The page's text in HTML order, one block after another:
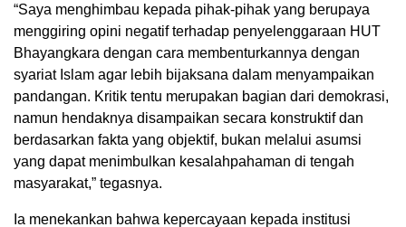
“Saya menghimbau kepada pihak-pihak yang berupaya
menggiring opini negatif terhadap penyelenggaraan HUT
Bhayangkara dengan cara membenturkannya dengan
syariat Islam agar lebih bijaksana dalam menyampaikan
pandangan. Kritik tentu merupakan bagian dari demokrasi,
namun hendaknya disampaikan secara konstruktif dan
berdasarkan fakta yang objektif, bukan melalui asumsi
yang dapat menimbulkan kesalahpahaman di tengah
masyarakat,” tegasnya.
Ia menekankan bahwa kepercayaan kepada institusi